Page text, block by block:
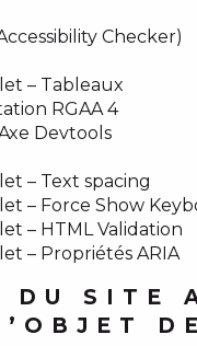
Checker)
– Tableaux
RGAA 4
Devtools
– Text spacing
– Force Show
– HTML Validation
– Propriétés ARIA
DU SITE